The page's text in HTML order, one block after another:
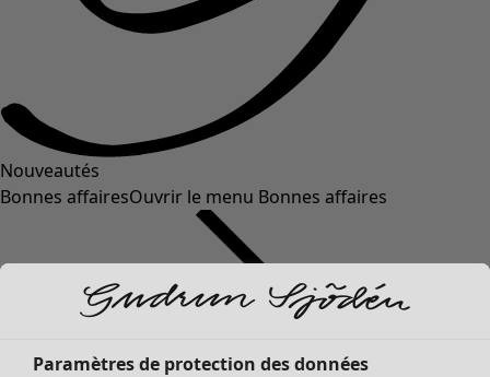
Nouveautés
Bonnes affairesOuvrir le menu Bonnes affaires
Paramètres de protection des données